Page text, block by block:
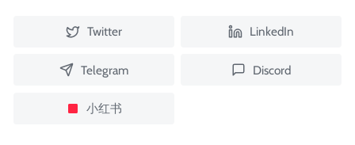
Twitter LinkedIn
Telegram Discord
小红书